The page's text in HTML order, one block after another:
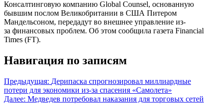
Консалтинговую компанию Global Counsel, основанную
бывшим послом Великобритании в США Питером
Мандельсоном, передадут во внешнее управление из-
за финансовых проблем. Об этом сообщила газета Financial
Times (FT).
Навигация по записям
Предыдущая: Дерипаска спрогнозировал миллиардные
потери для экономики из-за спасения «Самолета»
Далее: Медведев потребовал наказания для торговых сетей